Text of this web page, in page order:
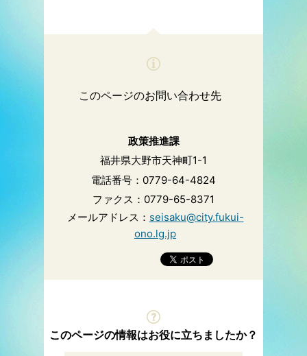
このページのお問い合わせ先
政策推進課
福井県大野市天神町1-1
電話番号：0779-64-4824
ファクス：0779-65-8371
メールアドレス： seisaku@city.fukui-
ono.lg.jp
このページの情報はお役に立ちましたか？